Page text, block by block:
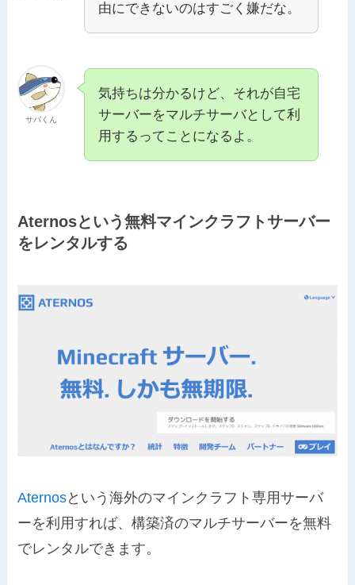
由にできないのはすごく嫌だな。
サバくん
気持ちは分かるけど、それが自宅
サーバーをマルチサーバとして利
用するってことになるよ。
Aternosという無料マインクラフトサーバー
をレンタルする
Aternosという海外のマインクラフト専用サーバ
ーを利用すれば、構築済のマルチサーバーを無料
でレンタルできます。